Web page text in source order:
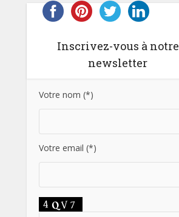
Inscrivez-vous à notre
newsletter
Votre nom (*)
Votre email (*)